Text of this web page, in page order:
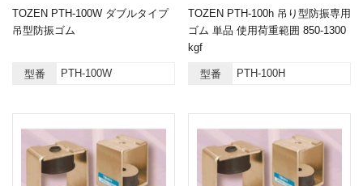
TOZEN PTH-100W ダブルタイプ
吊型防振ゴム
型番 PTH-100W
TOZEN PTH-100h 吊り型防振専用
ゴム 単品 使用荷重範囲 850-1300
kgf
型番 PTH-100H